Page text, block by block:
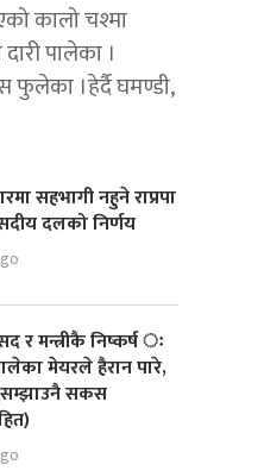
कालो चश्मा
पालेका ।
फुलेका ।हेर्दै घमण्डी,
सहभागी नहुने राप्रपा
दलको निर्णय
र मन्त्रीकै निष्कर्ष ः
मेयरले हैरान पारे,
सकस